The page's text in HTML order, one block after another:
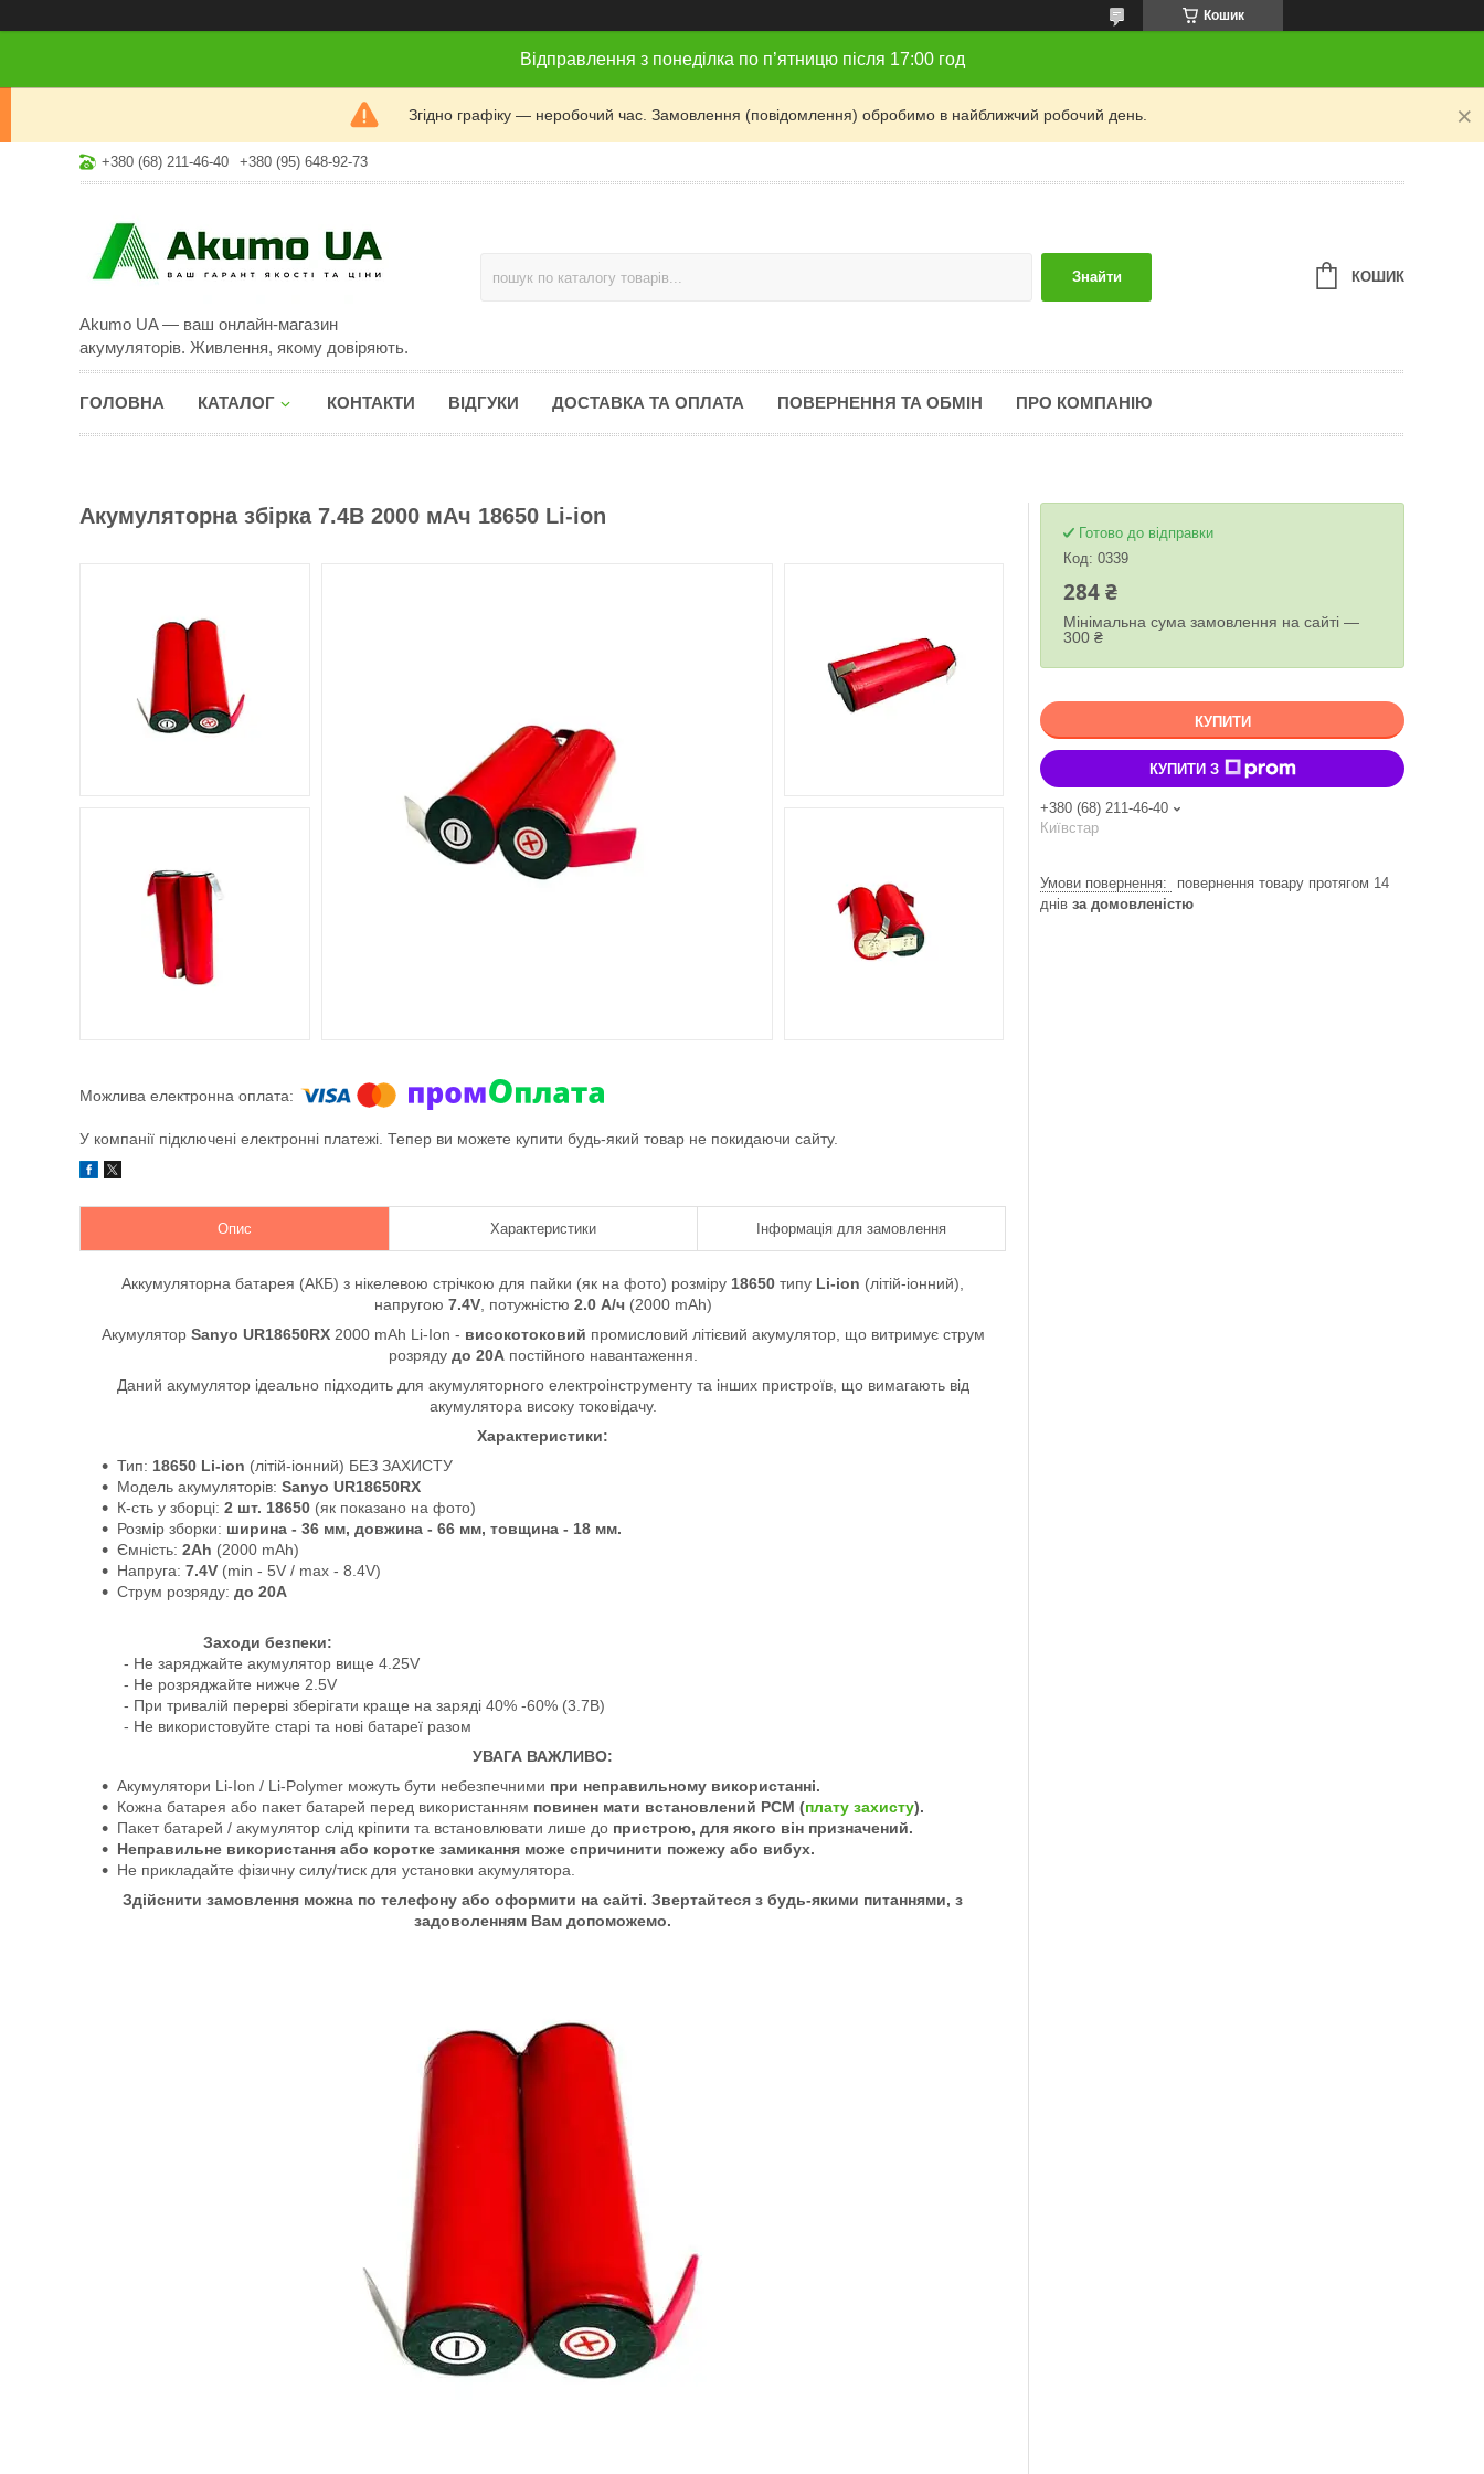
Кошик
Відправлення з понеділка по п’ятницю після 17:00 год
Згідно графіку — неробочий час. Замовлення (повідомлення) обробимо в найближчий робочий день.
+380 (68) 211-46-40 +380 (95) 648-92-73
Akumo UA — ваш онлайн-магазин
акумуляторів. Живлення, якому довіряють.
Знайти КОШИК
ГОЛОВНА КАТАЛОГ КОНТАКТИ ВІДГУКИ ДОСТАВКА ТА ОПЛАТА ПОВЕРНЕННЯ ТА ОБМІН ПРО КОМПАНІЮ
Акумуляторна збірка 7.4В 2000 мАч 18650 Li-ion
У компанії підключені електронні платежі. Тепер ви можете купити будь-який товар не покидаючи сайту.
Опис Характеристики Інформація для замовлення
Аккумуляторна батарея (АКБ) з нікелевою стрічкою для пайки (як на фото) розміру 18650 типу Li-ion (літій-іонний),
напругою 7.4V, потужністю 2.0 А/ч(2000 mAh)
Акумулятор Sanyo UR18650RX2000 mAh Li-Ion - високотоковий промисловий літієвий акумулятор, що витримує струм
розряду до 20А постійного навантаження.
Даний акумулятор ідеально підходить для акумуляторного електроінструменту та інших пристроїв, що вимагають від
акумулятора високу токовідачу.
Характеристики:
Тип: 18650 Li-ion (літій-іонний) БЕЗ ЗАХИСТУ
Модель акумуляторів: Sanyo UR18650RX
К-сть у зборці: 2 шт. 18650 (як показано на фото)
Розмір зборки: ширина - 36 мм, довжина - 66 мм, товщина - 18 мм.
Ємність: 2Ah (2000 mAh)
Напруга: 7.4V (min - 5V / max - 8.4V)
Струм розряду: до 20А
Заходи безпеки:
- Не заряджайте акумулятор вище 4.25V
- Не розряджайте нижче 2.5V
- При тривалій перерві зберігати краще на заряді 40% -60% (3.7В)
- Не використовуйте старі та нові батареї разом
УВАГА ВАЖЛИВО:
Акумулятори Li-Ion / Li-Polymer можуть бути небезпечними при неправильному використанні.
Кожна батарея або пакет батарей перед використанням повинен мати встановлений PCM (плату захисту).
Пакет батарей / акумулятор слід кріпити та встановлювати лише до пристрою, для якого він призначений.
Неправильне використання або коротке замикання може спричинити пожежу або вибух.
Не прикладайте фізичну силу/тиск для установки акумулятора.
Здійснити замовлення можна по телефону або оформити на сайті. Звертайтеся з будь-якими питаннями, з
задоволенням Вам допоможемо.
Готово до відправки
Код: 0339
284 ₴
Мінімальна сума замовлення на сайті —
300 ₴
КУПИТИ
КУПИТИ З
+380 (68) 211-46-40
Київстар
повернення товару протягом 14
днів за домовленістю